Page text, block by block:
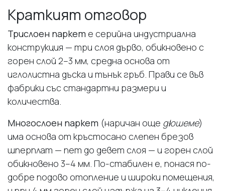
Краткият отговор
Трислоен паркет е серийна индустриална
конструкция — три слоя дърво, обикновено с
горен слой 2–3 мм, средна основа от
иглолистна дъска и тънък гръб. Прави се във
фабрики със стандартни размери и
количества.
Многослоен паркет (наричан още дюшеме)
има основа от кръстосано слепен брезов
шперплат — пет до девет слоя — и горен слой
обикновено 3–4 мм. По-стабилен е, понася по-
добре подово отопление и широки помещения,